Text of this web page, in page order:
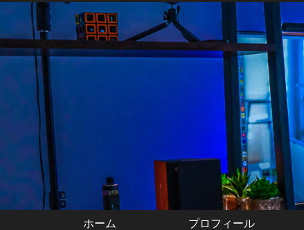
ホーム プロフィール